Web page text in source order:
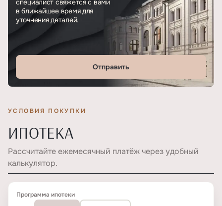
специалист свяжется с вами
в ближайшее время для
уточнения деталей.
Отправить
УСЛОВИЯ ПОКУПКИ
ИПОТЕКА
Рассчитайте ежемесячный платёж через удобный
калькулятор.
Программа ипотеки